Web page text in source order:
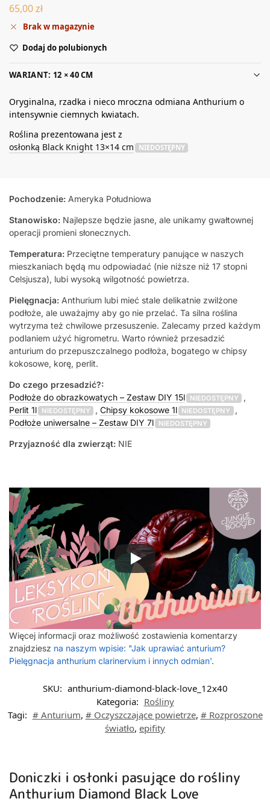
65,00zł
Brak w magazynie
Dodaj do polubionych
WARIANT: 12 × 40 CM
Oryginalna, rzadka i nieco mroczna odmiana Anthurium o
intensywnie ciemnych kwiatach.
Roślina prezentowana jest z
osłonką Black Knight 13×14 cm
NIEDOSTĘPNY
Pochodzenie: Ameryka Południowa
Stanowisko: Najlepsze będzie jasne, ale unikamy gwałtownej
operacji promieni słonecznych.
Temperatura: Przeciętne temperatury panujące w naszych
mieszkaniach będą mu odpowiadać (nie niższe niż 17 stopni
Celsjusza), lubi wysoką wilgotność powietrza.
Pielęgnacja: Anthurium lubi mieć stale delikatnie zwilżone
podłoże, ale uważajmy aby go nie przelać. Ta silna roślina
wytrzyma też chwilowe przesuszenie. Zalecamy przed każdym
podlaniem użyć higrometru. Warto również przesadzić
anturium do przepuszczalnego podłoża, bogatego w chipsy
kokosowe, korę, perlit.
Do czego przesadzić?:
Podłoże do obrazkowatych – Zestaw DIY 15l
NIEDOSTĘPNY
,
Perlit 1l
NIEDOSTĘPNY , Chipsy kokosowe 1l NIEDOSTĘPNY
,
Podłoże uniwersalne – Zestaw DIY 7l
NIEDOSTĘPNY
Przyjazność dla zwierząt: NIE
Więcej informacji oraz możliwość zostawienia komentarzy
znajdziesz na naszym wpisie: "Jak uprawiać anturium?
Pielęgnacja anthurium clarinervium i innych odmian'.
SKU: anthurium-diamond-black-love_12x40
Kategoria: Rośliny
Tagi: # Anturium, # Oczyszczające powietrze, # Rozproszone
światło, epifity
Doniczki i osłonki pasujące do rośliny
Anthurium Diamond Black Love